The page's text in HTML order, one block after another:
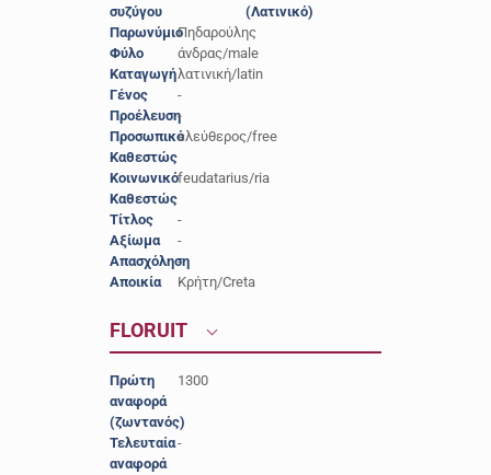
συζύγου
ΠαρωνύμιοΠηδαρούλης
Φύλο
άνδρας/male
Καταγωγήλατινική/latin
Γένος
-
Προέλευση-
Προσωπικό
Καθεστώς
ελεύθερος/free
Κοινωνικό
Καθεστώς
feudatarius/ria
Τίτλος
-
Αξίωμα
-
Απασχόληση
-
Αποικία
Κρήτη/Creta
(Λατινικό)
FLORUIT
Πρώτη
αναφορά
(ζωντανός)
1300
Τελευταία
αναφορά
-